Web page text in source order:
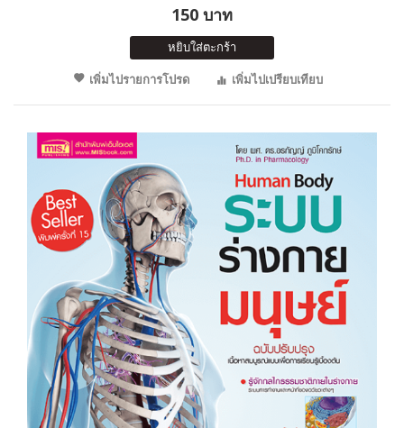
150 บาท
หยิบใส่ตะกร้า
เพิ่มไปรายการโปรด
เพิ่มไปเปรียบเทียบ